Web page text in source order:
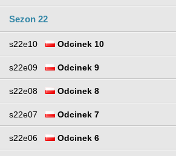
Sezon 22
s22e10 Odcinek 10
s22e09 Odcinek 9
s22e08 Odcinek 8
s22e07 Odcinek 7
s22e06 Odcinek 6